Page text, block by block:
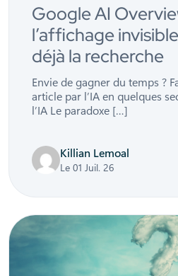
Google AI
l’affichage
déjà la recherche
Envie de gagner du temps ?
article par l’IA en quelques
l’IA Le paradoxe […]
Killian Lemoal
Le 01 Juil. 26